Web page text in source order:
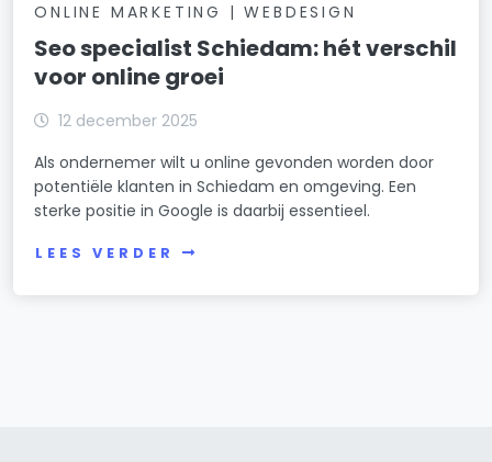
ONLINE MARKETING | WEBDESIGN
Seo specialist Schiedam: hét verschil
voor online groei
12 december 2025
Als ondernemer wilt u online gevonden worden door
potentiële klanten in Schiedam en omgeving. Een
sterke positie in Google is daarbij essentieel.
LEES VERDER